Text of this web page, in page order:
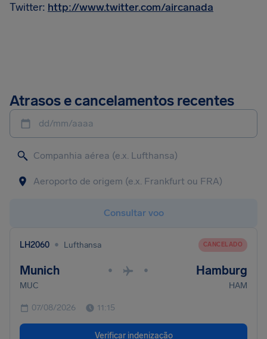
Twitter: http://www.twitter.com/aircanada
Atrasos e cancelamentos recentes
dd/mm/aaaa
Consultar voo
LH2060 • Lufthansa CANCELADO
Munich • • Hamburg
MUC HAM
07/08/2026 11:15
Verificar indenização